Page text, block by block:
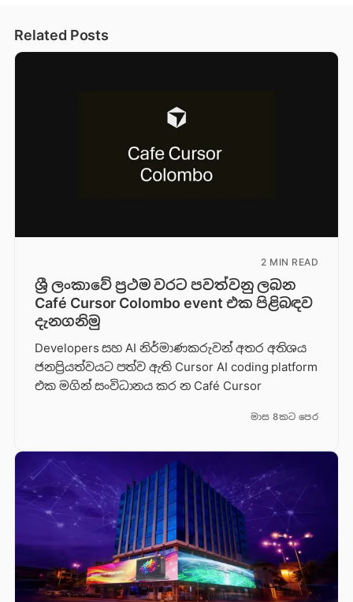
Related Posts
2 MIN READ
ශ්‍රී ලංකාවේ ප්‍රථම වරට පවත්වනු ලබන
Café Cursor Colombo event එක පිළිබඳව
දැනගනිමු
Developers සහ AI නිර්මාණකරුවන් අතර අතිශය
ජනප්‍රියත්වයට පත්ව ඇති Cursor AI coding platform
එක මගින් සංවිධානය කර න Café Cursor
මාස 8කට පෙර